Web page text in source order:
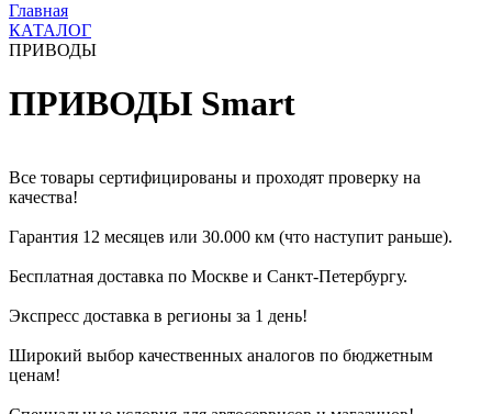
Главная
КАТАЛОГ
ПРИВОДЫ
ПРИВОДЫ Smart
Все товары сертифицированы и проходят проверку на
качества!
Гарантия 12 месяцев или 30.000 км (что наступит раньше).
Бесплатная доставка по Москве и Санкт-Петербургу.
Экспресс доставка в регионы за 1 день!
Широкий выбор качественных аналогов по бюджетным
ценам!